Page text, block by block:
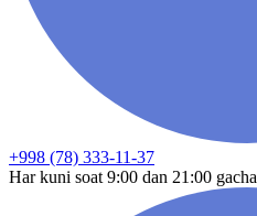
+998 (78) 333-11-37
Har kuni soat 9:00 dan 21:00 gacha